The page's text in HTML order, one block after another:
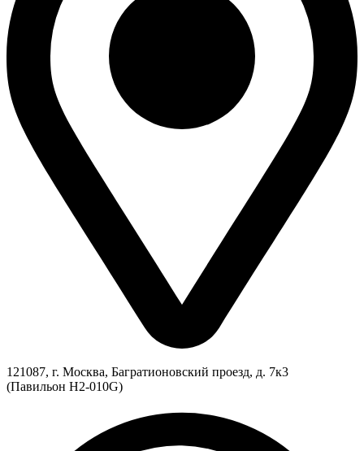
121087, г. Москва, Багратионовский проезд, д. 7к3
(Павильон H2-010G)